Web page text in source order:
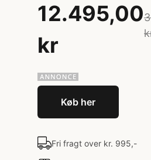
12.495,00
kr
Køb her
Fri fragt over kr. 995,-